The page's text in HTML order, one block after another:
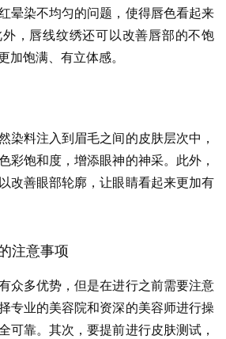
晕染不均匀的问题，使得唇色看起来
，唇线纹绣还可以改善唇部的不饱
加饱满、有立体感。
染料注入到眉毛之间的皮肤层次中，
彩饱和度，增添眼神的神采。此外，
改善眼部轮廓，让眼睛看起来更加有
注意事项
众多优势，但是在进行之前需要注意
专业的美容院和资深的美容师进行操
可靠。其次，要提前进行皮肤测试，